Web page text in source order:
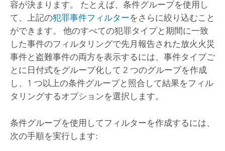
容が決まります。 たとえば、条件グループを使用し
て、上記の犯罪事件フィルターをさらに絞り込むこと
ができます。 他のすべての犯罪タイプと期間に一致
した事件のフィルタリングで先月報告された放火火災
事件と盗難事件の両方を表示するには、事件タイプご
とに日付式をグループ化して 2 つのグループを作成
し、1 つ以上の条件グループと照合して結果をフィル
タリングするオプションを選択します。
条件グループを使用してフィルターを作成するには、
次の手順を実行します: